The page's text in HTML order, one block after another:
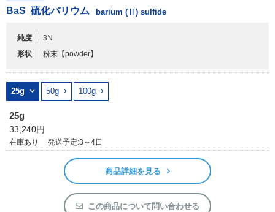
キーワードで検索する
化学式で検索
CAS番号で検索
カテゴリで検索する
BaS 硫化バリウム barium (Ⅱ) sulfide
純度
3N
形状
粉末 【powder】
25g 50g 100g
25g
33,240円
在庫あり 発送予定:3～4日
商品詳細を見る
この商品について問い合わせる